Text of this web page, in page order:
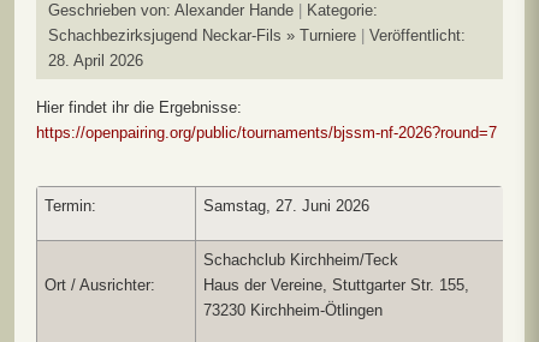
Geschrieben von: Alexander Hande
Kategorie:
Schachbezirksjugend Neckar-Fils » Turniere
Veröffentlicht:
28. April 2026
Hier findet ihr die Ergebnisse:
https://openpairing.org/public/tournaments/bjssm-nf-2026?round=7
Termin: Samstag, 27. Juni 2026
Ort / Ausrichter:
Schachclub Kirchheim/Teck
Haus der Vereine, Stuttgarter Str. 155,
73230 Kirchheim-Ötlingen